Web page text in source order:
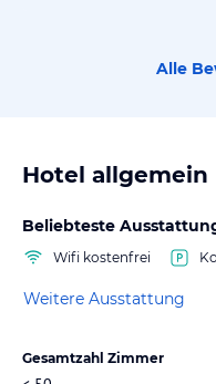
Alle
Hotel allgemein
Beliebteste
Wifi kostenfrei
Weitere Ausstattung
Gesamtzahl Zimmer